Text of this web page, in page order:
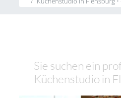
Sie suchen ein
Küchenstudio in